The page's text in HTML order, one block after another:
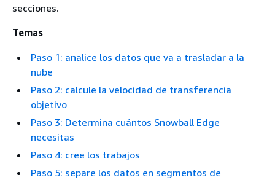
secciones.
Temas
Paso 1: analice los datos que va a trasladar a la
nube
Paso 2: calcule la velocidad de transferencia
objetivo
Paso 3: Determina cuántos Snowball Edge
necesitas
Paso 4: cree los trabajos
Paso 5: separe los datos en segmentos de